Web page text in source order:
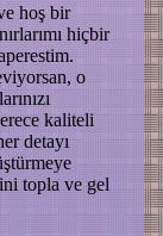
hoş bir
hiçbir
o
kaliteli
detayı
topla ve gel